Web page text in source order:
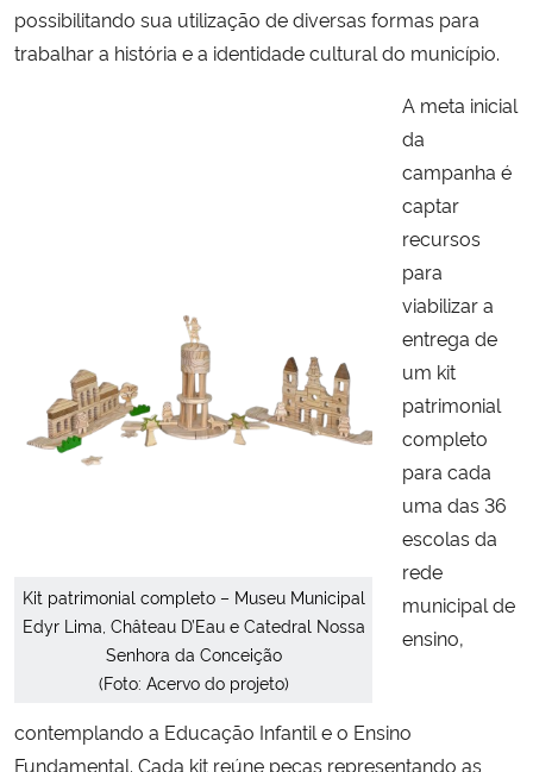
possibilitando sua utilização de diversas formas para
trabalhar a história e a identidade cultural do município.
Kit patrimonial completo – Museu Municipal
Edyr Lima, Château D’Eau e Catedral Nossa
Senhora da Conceição
(Foto: Acervo do projeto)
A meta inicial
da
campanha é
captar
recursos
para
viabilizar a
entrega de
um kit
patrimonial
completo
para cada
uma das 36
escolas da
rede
municipal de
ensino,
contemplando a Educação Infantil e o Ensino
Fundamental. Cada kit reúne peças representando as